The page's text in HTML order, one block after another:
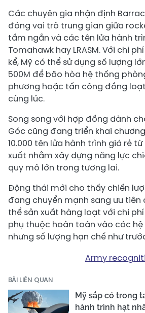
Các chuyên gia nhận định
đóng vai trò trung gian giữa
tầm ngắn và các tên lửa hành
Tomahawk hay LRASM. Với chi
kể, Mỹ có thể sử dụng số lượng
500M để bão hòa hệ thống
phương hoặc tấn công đồng
cùng lúc.
Song song với hợp đồng dành
Góc cũng đang triển khai
10.000 tên lửa hành trình giá rẻ
xuất nhằm xây dựng năng lực
quy mô lớn trong tương lai.
Động thái mới cho thấy chiến
đang chuyển mạnh sang ưu tiên
thể sản xuất hàng loạt với chi
phụ thuộc hoàn toàn vào các
nhưng số lượng hạn chế như
Army
BÀI LIÊN QUAN
Mỹ sắp có trong
hành trình hạt